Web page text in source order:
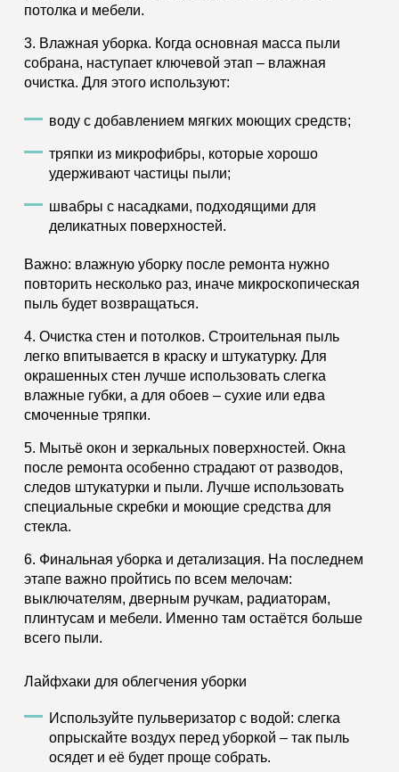
потолка и мебели.
3. Влажная уборка. Когда основная масса пыли
собрана, наступает ключевой этап – влажная
очистка. Для этого используют:
воду с добавлением мягких моющих средств;
тряпки из микрофибры, которые хорошо
удерживают частицы пыли;
швабры с насадками, подходящими для
деликатных поверхностей.
Важно: влажную уборку после ремонта нужно
повторить несколько раз, иначе микроскопическая
пыль будет возвращаться.
4. Очистка стен и потолков. Строительная пыль
легко впитывается в краску и штукатурку. Для
окрашенных стен лучше использовать слегка
влажные губки, а для обоев – сухие или едва
смоченные тряпки.
5. Мытьё окон и зеркальных поверхностей. Окна
после ремонта особенно страдают от разводов,
следов штукатурки и пыли. Лучше использовать
специальные скребки и моющие средства для
стекла.
6. Финальная уборка и детализация. На последнем
этапе важно пройтись по всем мелочам:
выключателям, дверным ручкам, радиаторам,
плинтусам и мебели. Именно там остаётся больше
всего пыли.
Лайфхаки для облегчения уборки
Используйте пульверизатор с водой: слегка
опрыскайте воздух перед уборкой – так пыль
осядет и её будет проще собрать.